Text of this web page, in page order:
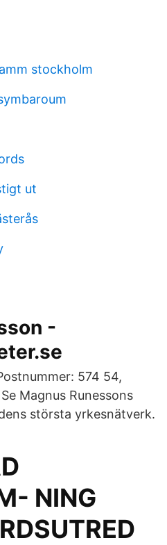
stockholm
ut
-
574 54,
Magnus Runessons
största yrkesnätverk.
NING